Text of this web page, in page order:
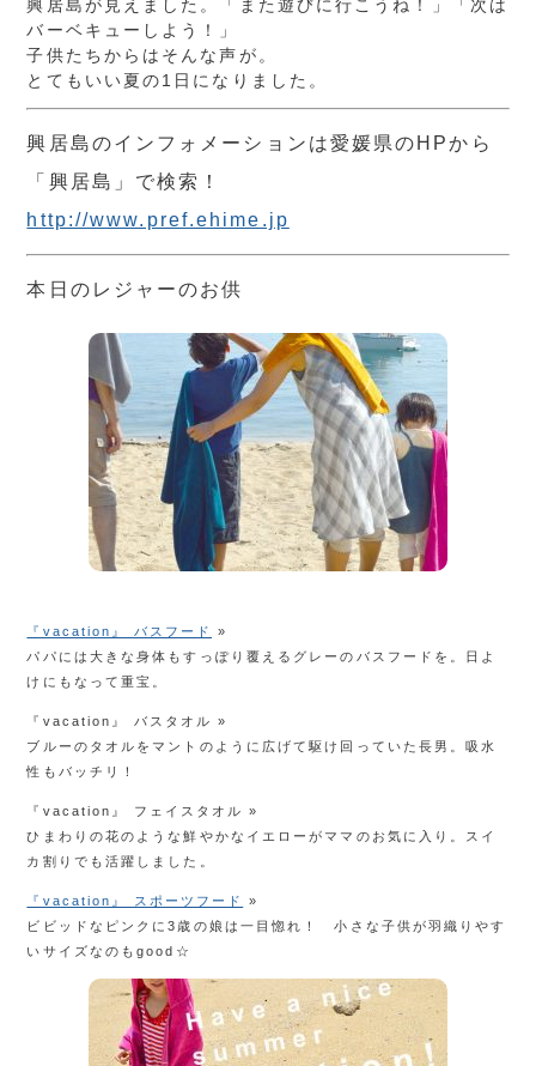
興居島が見えました。「また遊びに行こうね！」「次は
バーベキューしよう！」
子供たちからはそんな声が。
とてもいい夏の1日になりました。
興居島のインフォメーションは愛媛県のHPから
「興居島」で検索！
http://www.pref.ehime.jp
本日のレジャーのお供
『vacation』 バスフード
»
パパには大きな身体もすっぽり覆えるグレーのバスフードを。日よ
けにもなって重宝。
『vacation』 バスタオル »
ブルーのタオルをマントのように広げて駆け回っていた長男。吸水
性もバッチリ！
『vacation』 フェイスタオル »
ひまわりの花のような鮮やかなイエローがママのお気に入り。スイ
カ割りでも活躍しました。
『vacation』 スポーツフード
»
ビビッドなピンクに3歳の娘は一目惚れ！ 小さな子供が羽織りやす
いサイズなのもgood☆